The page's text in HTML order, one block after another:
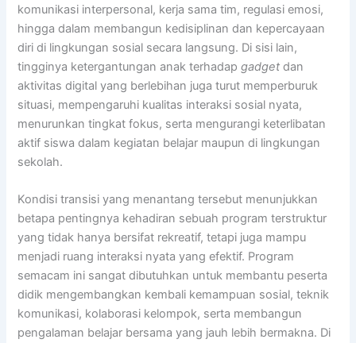
komunikasi interpersonal, kerja sama tim, regulasi emosi,
hingga dalam membangun kedisiplinan dan kepercayaan
diri di lingkungan sosial secara langsung. Di sisi lain,
tingginya ketergantungan anak terhadapgadget dan
aktivitas digital yang berlebihan juga turut memperburuk
situasi, mempengaruhi kualitas interaksi sosial nyata,
menurunkan tingkat fokus, serta mengurangi keterlibatan
aktif siswa dalam kegiatan belajar maupun di lingkungan
sekolah.
Kondisi transisi yang menantang tersebut menunjukkan
betapa pentingnya kehadiran sebuah program terstruktur
yang tidak hanya bersifat rekreatif, tetapi juga mampu
menjadi ruang interaksi nyata yang efektif. Program
semacam ini sangat dibutuhkan untuk membantu peserta
didik mengembangkan kembali kemampuan sosial, teknik
komunikasi, kolaborasi kelompok, serta membangun
pengalaman belajar bersama yang jauh lebih bermakna. Di